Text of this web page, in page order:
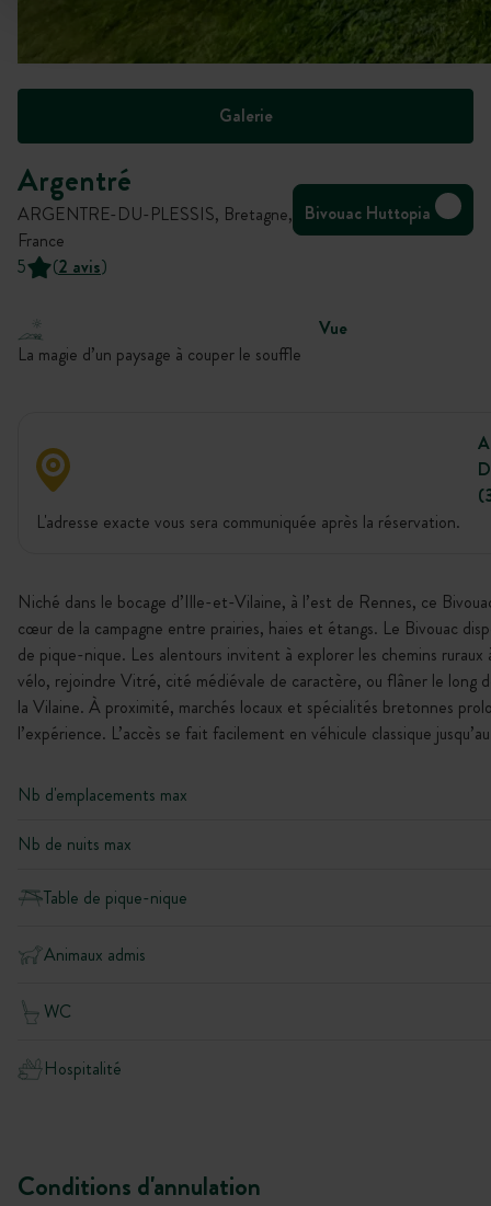
Galerie
Argentré
ARGENTRE-DU-PLESSIS, Bretagne,
France
Bivouac Huttopia
5 (2 avis)
Vue
La magie d’un paysage à couper le souffle
L'adresse exacte vous sera communiquée après la réservation.
Niché dans le bocage d’Ille-et-Vilaine, à l’est de Rennes, ce
cœur de la campagne entre prairies, haies et étangs. Le Bivouac
de pique-nique. Les alentours invitent à explorer les chemins ruraux
vélo, rejoindre Vitré, cité médiévale de caractère, ou flâner le long
la Vilaine. À proximité, marchés locaux et spécialités bretonnes
l’expérience. L’accès se fait facilement en véhicule classique
Nb d'emplacements max
Nb de nuits max
Table de pique-nique
Animaux admis
WC
Hospitalité
Conditions d'annulation